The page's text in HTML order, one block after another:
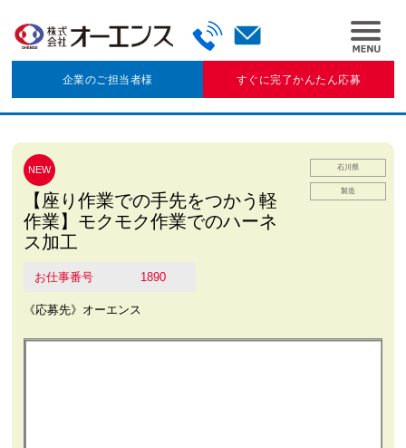
企業のご担当者様 すぐに完了かんたん応募
石川県
製造
NEW
【座り作業での手先をつかう軽
作業】モクモク作業でのハーネ
ス加工
お仕事番号 1890
《応募先》オーエンス